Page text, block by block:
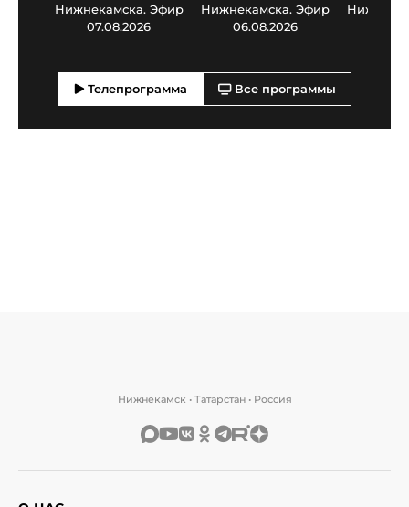
Нижнекамска. Эфир
07.08.2026
Нижнекамска. Эфир
06.08.2026
Телепрограмма Все программы
Нижнекамск • Татарстан • Россия